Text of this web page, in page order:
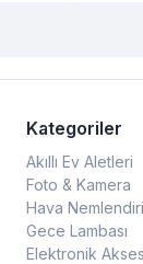
Kategoriler
Akıllı Ev Aletleri
Foto & Kamera
Hava
Gece Lambası
Elektronik